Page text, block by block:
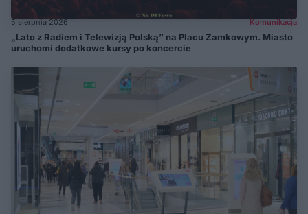
5 sierpnia 2026 Komunikacja
„Lato z Radiem i Telewizją Polską” na Placu Zamkowym. Miasto
uruchomi dodatkowe kursy po koncercie